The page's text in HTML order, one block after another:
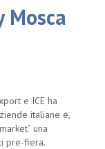
Mosca
e ICE ha
italiane e,
una
pre-fiera.